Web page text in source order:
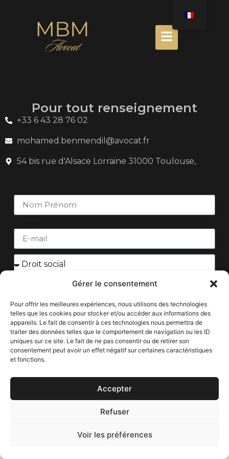
Gérer le consentement
Pour offrir les meilleures expériences, nous utilisons des technologies
telles que les cookies pour stocker et/ou accéder aux informations des
appareils. Le fait de consentir à ces technologies nous permettra de
traiter des données telles que le comportement de navigation ou les ID
uniques sur ce site. Le fait de ne pas consentir ou de retirer son
consentement peut avoir un effet négatif sur certaines caractéristiques
et fonctions.
Accepter
Refuser
Voir les préférences
Pour tout renseignement
+33 6 43 28 76 02
mohamed.benmendil@avocat.fr
54 bis rue d'Alsace Lorraine 31000 Toulouse,
Envoyer
Tous droits réservés à mbm-avocat.com
Réalisé par Efficiency.fr - 0687628266